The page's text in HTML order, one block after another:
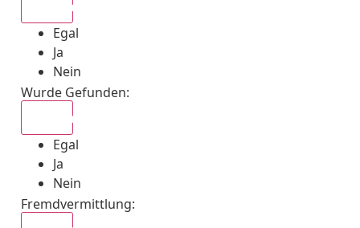
Egal
Ja
Nein
Wurde Gefunden:
Egal
Ja
Nein
Fremdvermittlung: